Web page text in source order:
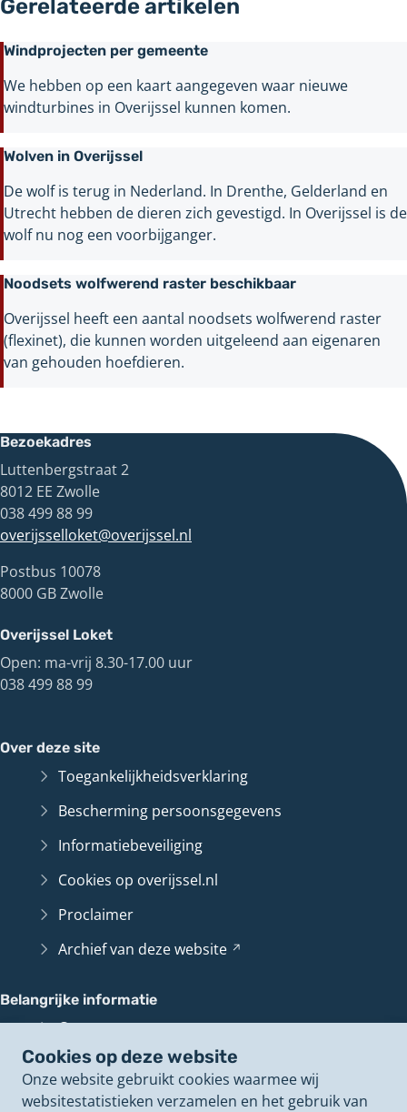
Cookies op deze website
Onze website gebruikt cookies waarmee wij
websitestatistieken verzamelen en het gebruik van
Gerelateerde artikelen
Windprojecten per gemeente
We hebben op een kaart aangegeven waar nieuwe
windturbines in Overijssel kunnen komen.
Wolven in Overijssel
De wolf is terug in Nederland. In Drenthe, Gelderland en
Utrecht hebben de dieren zich gevestigd. In Overijssel is de
wolf nu nog een voorbijganger.
Noodsets wolfwerend raster beschikbaar
Overijssel heeft een aantal noodsets wolfwerend raster
(flexinet), die kunnen worden uitgeleend aan eigenaren
van gehouden hoefdieren.
Bezoekadres
Luttenbergstraat 2
8012 EE Zwolle
038 499 88 99
overijsselloket@overijssel.nl
Postbus 10078
8000 GB Zwolle
Overijssel Loket
Open: ma-vrij 8.30-17.00 uur
038 499 88 99
Over deze site
Toegankelijkheidsverklaring
Bescherming persoonsgegevens
Informatiebeveiliging
Cookies op overijssel.nl
Proclaimer
Archief van dezewebsite
Belangrijke informatie
Contact en route
OverijsselLoket
(Verwijst
naar
een
Perswoordvoerders